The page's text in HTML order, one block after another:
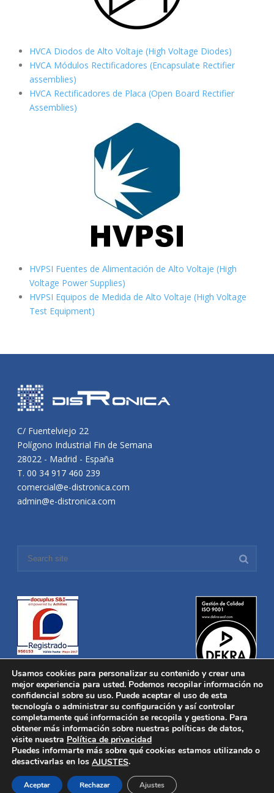
HVCA Diodos de Alto Voltaje (High Voltage Diodes)
HVCA Módulos Rectificadores (Encapsulate Rectifier
assemblies)
HVCA Rectificadores de Placa (Open Board Rectifier
Assemblies)
HVPSI Fuentes de Alimentación de Alto Voltaje (High
Voltage Power Supplies)
HVPSI Equipos de Medida de Alto Voltaje (High Voltage
Test Equipment)
C/ Fuentelviejo 22
Polígono Industrial Fin de Semana
28022 - Madrid - España
T. 00 34 917 460 239
comercial@e-distronica.com
admin@e-distronica.com
Distronica © 2016 Todos los derechos reservados.Aviso legal
Política de privacidad|Política de Cookies
Desarrollado porNucleosoft
Inicio
Quiénes Somos
Distribución
Usamos cookies para personalizar su contenido y crear una
mejor experiencia para usted. Podemos recopilar información no
confidencial sobre su uso. Puede aceptar el uso de esta
tecnología o administrar su configuración y así controlar
completamente qué información se recopila y gestiona. Para
obtener más información sobre nuestras políticas de datos,
visite nuestra Política de privacidad
Puedes informarte más sobre qué cookies estamos utilizando o
desactivarlas en los AJUSTES.
Aceptar Rechazar Ajustes